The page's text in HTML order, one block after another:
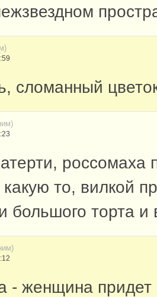
сломанный
россомаха
то, вилкой
большого торта и
- женщина придет